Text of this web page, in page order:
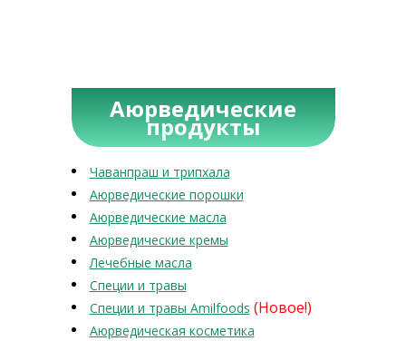
Аюрведические
продукты
Чаванпраш и трипхала
Аюрведические порошки
Аюрведические масла
Аюрведические кремы
Лечебные масла
Специи и травы
Специи и травы Amilfoods (Новое!)
Аюрведическая косметика